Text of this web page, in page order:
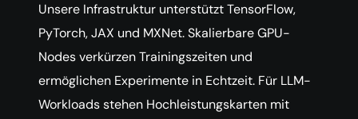
Unsere Infrastruktur unterstützt TensorFlow,
PyTorch, JAX und MXNet. Skalierbare GPU-
Nodes verkürzen Trainingszeiten und
ermöglichen Experimente in Echtzeit. Für LLM-
Workloads stehen Hochleistungskarten mit